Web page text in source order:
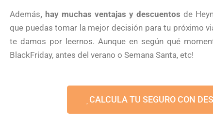
Además, hay muchas ventajas y descuentos de
que puedas tomar la mejor decisión para tu próximo
te damos por leernos. Aunque en según qué
BlackFriday, antes del verano o Semana Santa, etc!
CALCULA TU SEGURO CON